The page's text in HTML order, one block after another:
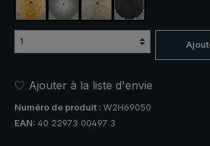
jaune / orange à carreaux
argent, protection UV 50+
camouflagenoir, avec bandes
Ajouter à la liste d'envie
Numéro de produit : W2H69050
EAN: 40 22973 00497 3